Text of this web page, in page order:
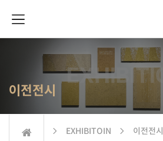
이전전시
 EXHIBITOIN  이전전시